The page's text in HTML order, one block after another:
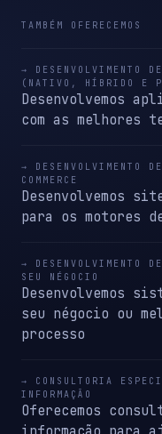
TAMBÉM OFERECEMOS
→ DESENVOLVIMENTO
(NATIVO, HÍBRIDO E
Desenvolvemos
com as melhores
→ DESENVOLVIMENTO
COMMERCE
Desenvolvemos
para os motores
→ DESENVOLVIMENTO
SEU NÉGOCIO
Desenvolvemos
seu négocio ou
processo
→ CONSULTORIA
INFORMAÇÃO
Oferecemos